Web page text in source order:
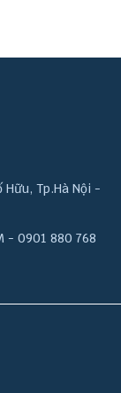
Tp.Hà Nội -
- 0901 880 768